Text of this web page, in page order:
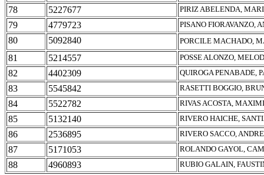
78 5227677 PIRIZ ABELENDA,
79 4779723 PISANO FIORAVANZO,
80 5092840 PORCILE MACHADO,
81 5214557 POSSE ALONZO,
82 4402309 QUIROGA PENABADE,
83 5545842 RASETTI BOGGIO,
84 5522782 RIVAS ACOSTA,
85 5132140 RIVERO HAICHE,
86 2536895 RIVERO SACCO,
87 5171053 ROLANDO GAYOL,
88 4960893 RUBIO GALAIN,